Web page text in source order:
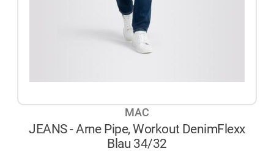
MAC
JEANS - Arne Pipe, Workout DenimFlexx
Blau 34/32